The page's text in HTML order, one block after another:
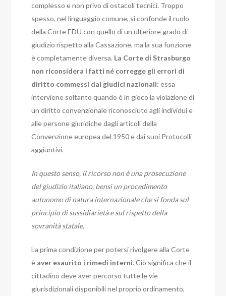
complesso e non privo di ostacoli tecnici. Troppo
spesso, nel linguaggio comune, si confonde il ruolo
della Corte EDU con quello di un ulteriore grado di
giudizio rispetto alla Cassazione, ma la sua funzione
è completamente diversa. La Corte di Strasburgo
non riconsidera i fatti né corregge gli errori di
diritto commessi dai giudici nazionali: essa
interviene soltanto quando è in gioco la violazione di
un diritto convenzionale riconosciuto agli individui e
alle persone giuridiche dagli articoli della
Convenzione europea del 1950 e dai suoi Protocolli
aggiuntivi.
In questo senso, il ricorso non è una prosecuzione
del giudizio italiano, bensì un procedimento
autonomo di natura internazionale che si fonda sul
principio di sussidiarietà e sul rispetto della
sovranità statale.
La prima condizione per potersi rivolgere alla Corte
è aver esaurito i rimedi interni. Ciò significa che il
cittadino deve aver percorso tutte le vie
giurisdizionali disponibili nel proprio ordinamento,